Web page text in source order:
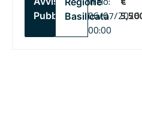
PubblicoBasilicata06/07/2026
00:00